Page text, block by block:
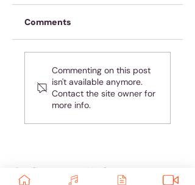
Oefen jou geheue
Comments
Commenting on this post
isn't available anymore.
Contact the site owner for
more info.
Ondersteun eKerk: